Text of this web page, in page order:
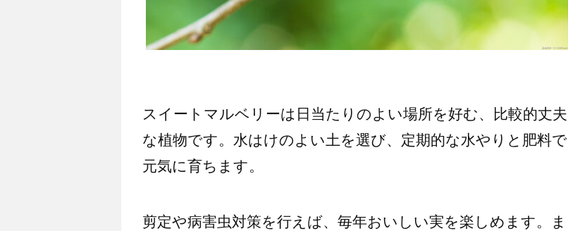
スイートマルベリーは日当たりのよい場所を好む、比較的丈夫
な植物です。水はけのよい土を選び、定期的な水やりと肥料で
元気に育ちます。
剪定や病害虫対策を行えば、毎年おいしい実を楽しめます。ま